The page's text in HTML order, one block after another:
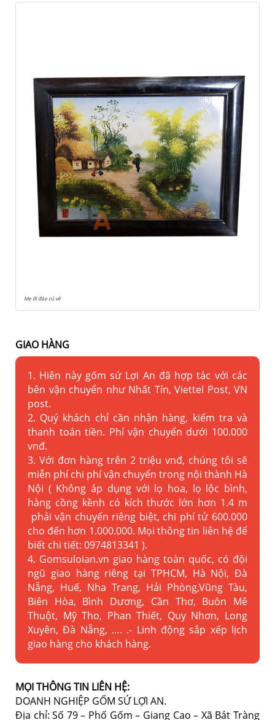
Mẹ đi đào củ về
GIAO HÀNG
1. Hiên này gốm sứ Lợi An đã hợp tác với các
bên vận chuyển như Nhất Tín, Viettel Post, VN
post.
2. Quý khách chỉ cần nhận hàng, kiểm tra và
thanh toán tiền. Phí vận chuyển dưới 100.000
vnđ.
3. Với đơn hàng trên 2 triệu vnđ, chúng tôi sẽ
miễn phí chi phí vận chuyển trong nội thành Hà
Nội ( Không áp dụng với lọ hoa, lọ lộc bình,
hàng cồng kềnh có kích thước lớn hơn 1.4 m
phải vận chuyển riêng biệt, chi phí tử 600.000
cho đến hơn 1.000.000. Mọi thông tin liên hệ để
biết chi tiết: 0974813341 ).
4. Gomsuloian.vn giao hàng toàn quốc, có đội
ngũ giao hàng riêng tại TPHCM, Hà Nội, Đà
Nẵng, Huế, Nha Trang, Hải Phòng,Vũng Tàu,
Biên Hòa, Bình Dương, Cần Thơ, Buôn Mê
Thuột, Mỹ Tho, Phan Thiết, Quy Nhơn, Long
Xuyên, Đà Nẵng, …. .- Linh động sắp xếp lịch
giao hàng cho khách hàng.
MỌI THÔNG TIN LIÊN HỆ:
DOANH NGHIỆP GỐM SỨ LỢI AN.
Địa chỉ: Số 79 – Phố Gốm – Giang Cao – Xã Bát Tràng